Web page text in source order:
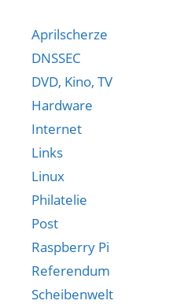
Aprilscherze
DNSSEC
DVD, Kino, TV
Hardware
Internet
Links
Linux
Philatelie
Post
Raspberry Pi
Referendum
Scheibenwelt